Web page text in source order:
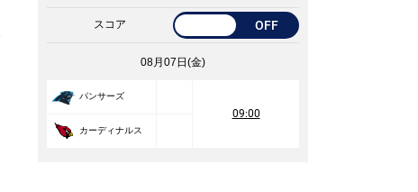
スコア OFF
08月07日(金)
パンサーズ
09:00
カーディナルス